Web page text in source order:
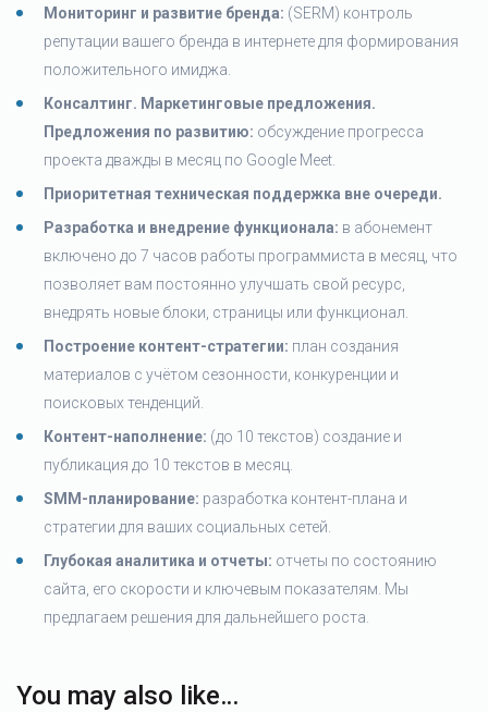
Мониторинг и развитие бренда: (SERM) контроль
репутации вашего бренда в интернете для формирования
положительного имиджа.
Консалтинг. Маркетинговые предложения.
Предложения по развитию: обсуждение прогресса
проекта дважды в месяц по Google Meet.
Приоритетная техническая поддержка вне очереди.
Разработка и внедрение функционала: в абонемент
включено до 7 часов работы программиста в месяц, что
позволяет вам постоянно улучшать свой ресурс,
внедрять новые блоки, страницы или функционал.
Построение контент-стратегии: план создания
материалов с учётом сезонности, конкуренции и
поисковых тенденций.
Контент-наполнение: (до 10 текстов) создание и
публикация до 10 текстов в месяц.
SMM-планирование: разработка контент-плана и
стратегии для ваших социальных сетей.
Глубокая аналитика и отчеты: отчеты по состоянию
сайта, его скорости и ключевым показателям. Мы
предлагаем решения для дальнейшего роста.
You may also like…